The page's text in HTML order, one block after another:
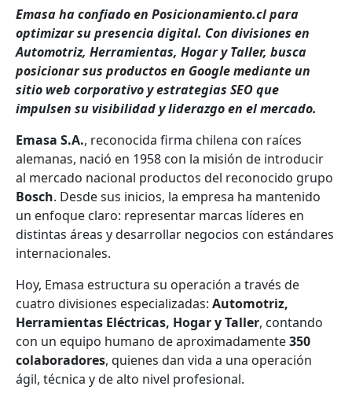
Emasa ha confiado en Posicionamiento.cl para
optimizar su presencia digital. Con divisiones en
Automotriz, Herramientas, Hogar y Taller, busca
posicionar sus productos en Google mediante un
sitio web corporativo y estrategias SEO que
impulsen su visibilidad y liderazgo en el mercado.
Emasa S.A., reconocida firma chilena con raíces
alemanas, nació en 1958 con la misión de introducir
al mercado nacional productos del reconocido grupo
Bosch. Desde sus inicios, la empresa ha mantenido
un enfoque claro: representar marcas líderes en
distintas áreas y desarrollar negocios con estándares
internacionales.
Hoy, Emasa estructura su operación a través de
cuatro divisiones especializadas: Automotriz,
Herramientas Eléctricas, Hogar y Taller, contando
con un equipo humano de aproximadamente350
colaboradores, quienes dan vida a una operación
ágil, técnica y de alto nivel profesional.